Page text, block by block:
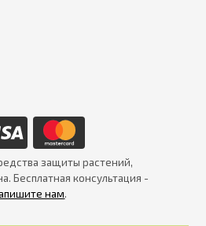
защиты растений,
Бесплатная консультация -
нам.